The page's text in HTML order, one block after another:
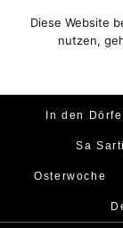
Golfo di
In den
Sa
Osterwoche
Diese Website
nutzen,